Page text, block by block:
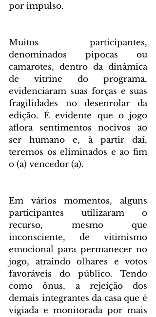
por impulso.
Muitos participantes,
denominados pipocas ou
camarotes, dentro da dinâmica
de vitrine do programa,
evidenciaram suas forças e suas
fragilidades no desenrolar da
edição. É evidente que o jogo
aflora sentimentos nocivos ao
ser humano e, à partir daí,
teremos os eliminados e ao fim
o (a) vencedor (a).
Em vários momentos, alguns
participantes utilizaram o
recurso, mesmo que
inconsciente, de vitimismo
emocional para permanecer no
jogo, atraindo olhares e votos
favoráveis do público. Tendo
como ônus, a rejeição dos
demais integrantes da casa que é
vigiada e monitorada por mais